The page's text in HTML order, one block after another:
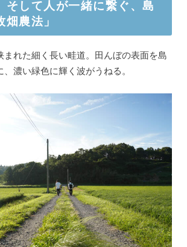
そして人が一緒に繋ぐ、島
農法」
まれた細く長い畦道。田んぼの表面を島
濃い緑色に輝く波がうねる。